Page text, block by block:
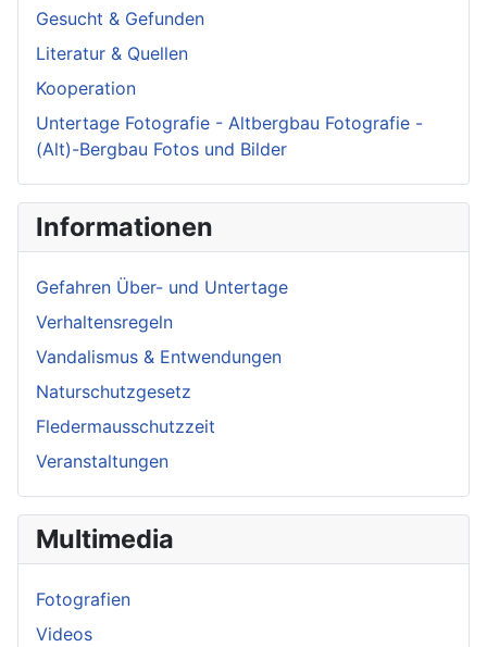
Gesucht & Gefunden
Literatur & Quellen
Kooperation
Untertage Fotografie - Altbergbau Fotografie -
(Alt)-Bergbau Fotos und Bilder
Informationen
Gefahren Über- und Untertage
Verhaltensregeln
Vandalismus & Entwendungen
Naturschutzgesetz
Fledermausschutzzeit
Veranstaltungen
Multimedia
Fotografien
Videos